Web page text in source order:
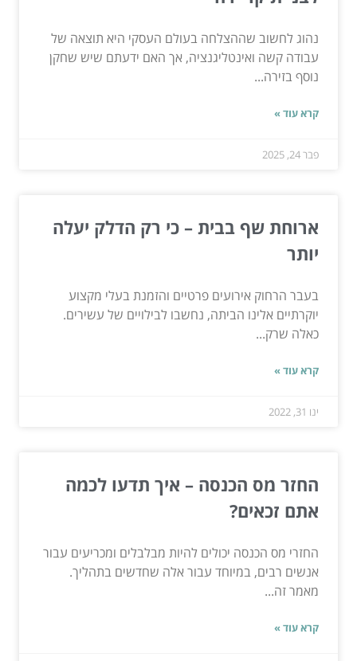
נהוג לחשוב שההצלחה בעולם העסקי היא תוצאה של
עבודה קשה ואינטליגנציה, אך האם ידעתם שיש שחקן
נוסף בזירה...
קרא עוד »
פבר 24, 2025
ארוחת שף בבית – כי רק הדלק יעלה
יותר
בעבר הרחוק אירועים פרטיים והזמנת בעלי מקצוע
יוקרתיים אלינו הביתה, נחשבו לבילויים של עשירים.
כאלה שרק...
קרא עוד »
ינו 31, 2022
החזר מס הכנסה – איך תדעו לכמה
אתם זכאים?
החזרי מס הכנסה יכולים להיות מבלבלים ומכריעים עבור
אנשים רבים, במיוחד עבור אלה שחדשים בתהליך.
מאמר זה...
קרא עוד »